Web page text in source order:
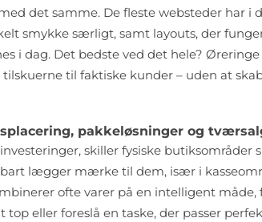
det samme. De fleste websteder har i
smykke særligt, samt layouts, der
i dag. Det bedste ved det hele?
til faktiske kunder – uden at
pakkeløsninger og
skiller fysiske butiksområder
lægger mærke til dem, især i
ofte varer på en intelligent
eller foreslå en taske, der passer